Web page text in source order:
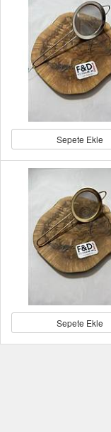
Sepete Ekle
Sepete Ekle